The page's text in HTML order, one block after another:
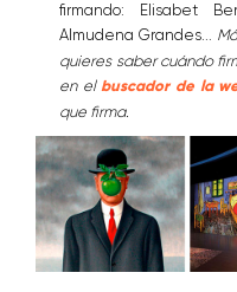
firmando: Elisabet
Almudena Grandes...
quieres saber cuándo
en elbuscador de la
que firma.